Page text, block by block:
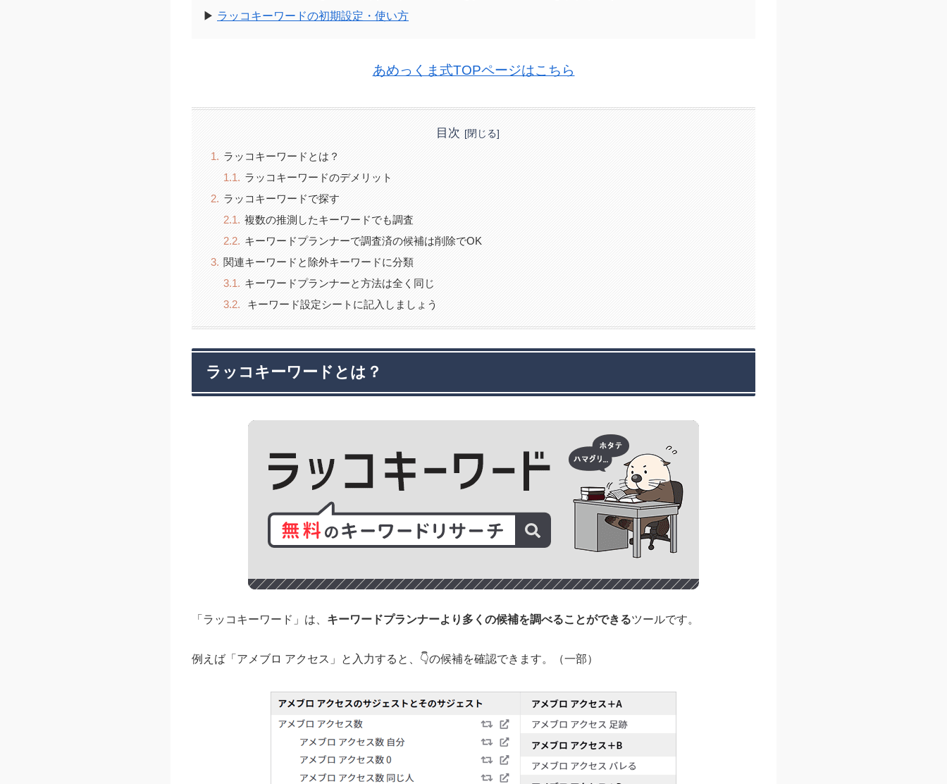
▶ ラッコキーワードの初期設定・使い方
あめっくま式TOPページはこちら
目次
ラッコキーワードとは？
ラッコキーワードのデメリット
ラッコキーワードで探す
複数の推測したキーワードでも調査
キーワードプランナーで調査済の候補は削除でOK
関連キーワードと除外キーワードに分類
キーワードプランナーと方法は全く同じ
キーワード設定シートに記入しましょう
ラッコキーワードとは？
「ラッコキーワード」は、 キーワードプランナーより多くの候補を調べることができるツールです。
例えば「アメブロ アクセス」と入力すると、👇の候補を確認できます。（一部）